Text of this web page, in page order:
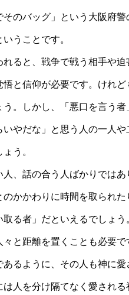
のバッグ」という大阪府
うことです。
ると、戦争で戦う相手や
と信仰が必要です。けれ
。しかし、「悪口を言う
やだな」と思う人の一人
う。
、話の合う人ばかりでは
かかわりに時間を取られ
る者」だといえるでしょう
と距離を置くことも必要
るように、その人も神に
人を分け隔てなく愛される